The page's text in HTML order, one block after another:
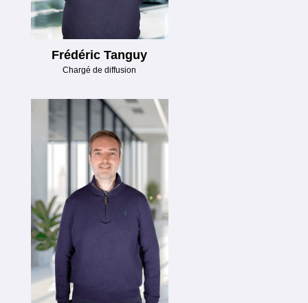
Frédéric Tanguy
Chargé de diffusion